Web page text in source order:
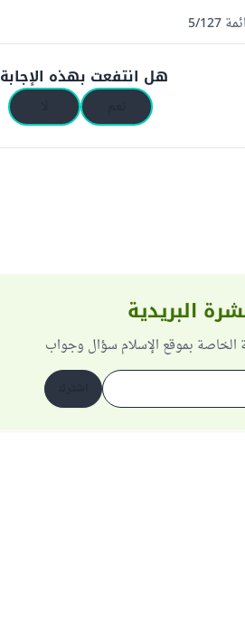
127
هل انتفعت بهذه
البريدية
الخاصة بموقع الإسلام سؤال وجواب